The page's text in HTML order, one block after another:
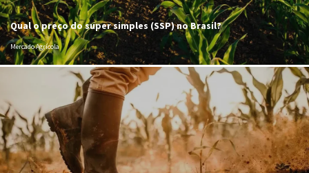
Qual o preço do super simples (SSP) no Brasil?
Mercado Agrícola